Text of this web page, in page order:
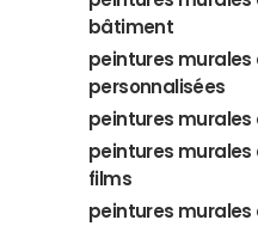
bâtiment
peintures
personnalisées
peintures murales
peintures
films
peintures